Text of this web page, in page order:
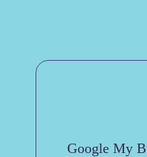
Google My